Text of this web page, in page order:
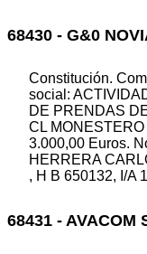
68430 - G&0
Constitución.
social:
DE PRENDAS
CL
3.000,00 Euros.
HERRERA
, H B 650132, I/A
68431 - AVACOM